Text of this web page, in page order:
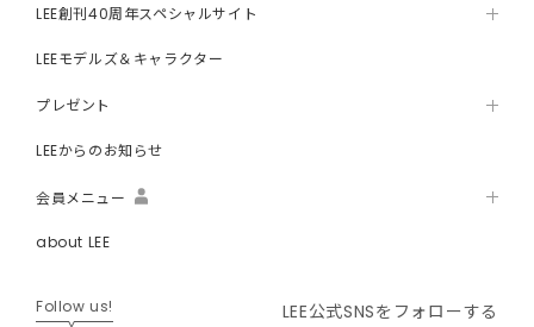
LEE創刊40周年スペシャルサイト
LEEモデルズ＆キャラクター
プレゼント
LEEからのお知らせ
会員メニュー
about LEE
Follow us! LEE公式SNSをフォローする